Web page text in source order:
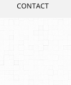
CONTACT